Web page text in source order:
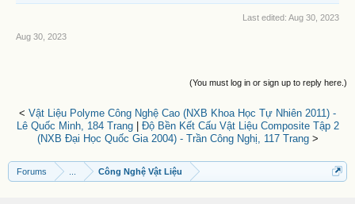
Last edited: Aug 30, 2023
Aug 30, 2023
(You must log in or sign up to reply here.)
< Vật Liệu Polyme Công Nghệ Cao (NXB Khoa Học Tự Nhiên 2011) -
Lê Quốc Minh, 184 Trang| Độ Bền Kết Cấu Vật Liệu Composite Tập 2
(NXB Đại Học Quốc Gia 2004) - Trần Công Nghị, 117 Trang>
Forums Công Nghệ Vật Liệu